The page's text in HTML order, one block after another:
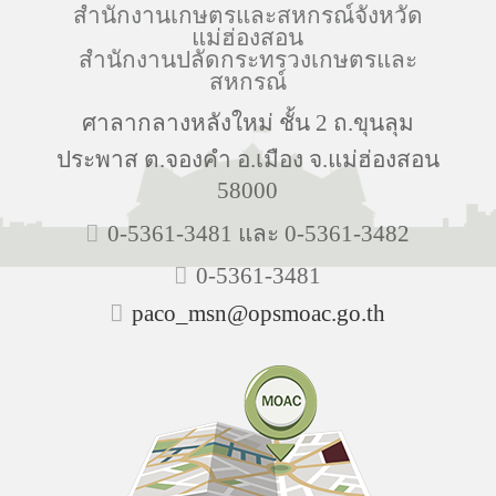
สำนักงานเกษตรและสหกรณ์จังหวัด
แม่ฮ่องสอน
สำนักงานปลัดกระทรวงเกษตรและ
สหกรณ์
ศาลากลางหลังใหม่ ชั้น 2 ถ.ขุนลุม
ประพาส ต.จองคำ อ.เมือง จ.แม่ฮ่องสอน
58000
0-5361-3481 และ 0-5361-3482
0-5361-3481
paco_msn@opsmoac.go.th